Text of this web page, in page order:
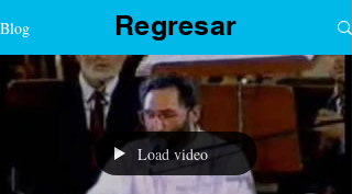
Blog
Load video
Regresar